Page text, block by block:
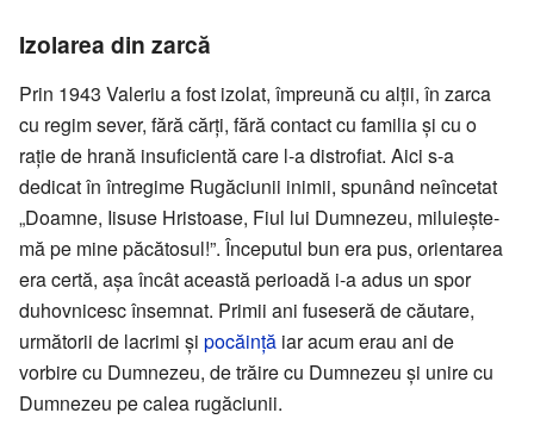
Izolarea din zarcă
Prin 1943 Valeriu a fost izolat, împreună cu alții, în zarca
cu regim sever, fără cărți, fără contact cu familia și cu o
rație de hrană insuficientă care l-a distrofiat. Aici s-a
dedicat în întregime Rugăciunii inimii, spunând neîncetat
„Doamne, Iisuse Hristoase, Fiul lui Dumnezeu, miluiește-
mă pe mine păcătosul!”. Începutul bun era pus, orientarea
era certă, așa încât această perioadă i-a adus un spor
duhovnicesc însemnat. Primii ani fuseseră de căutare,
următorii de lacrimi și pocăință iar acum erau ani de
vorbire cu Dumnezeu, de trăire cu Dumnezeu și unire cu
Dumnezeu pe calea rugăciunii.